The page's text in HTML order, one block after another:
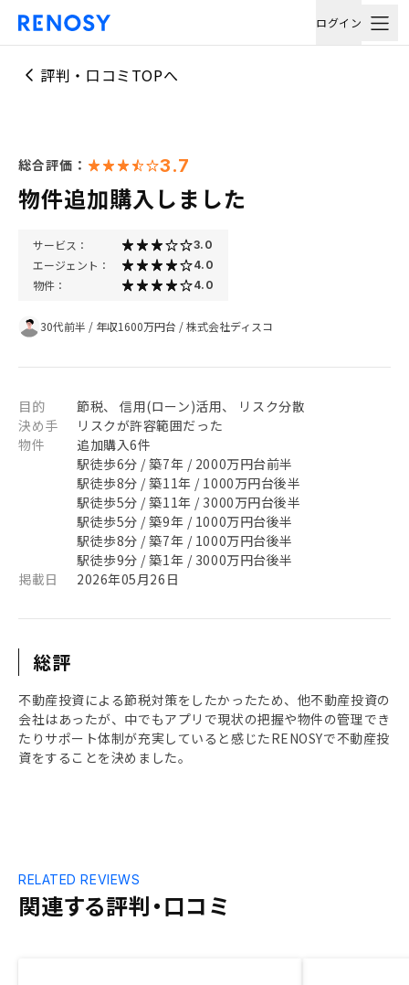
ログイン
評判・口コミTOPへ
総合評価： 3.7
物件追加購入しました
サービス： 3.0
エージェント： 4.0
物件： 4.0
30代前半 / 年収1600万円台 /株式会社ディスコ
目的
節税、 信用(ローン)活用、 リスク分散
決め手
リスクが許容範囲だった
物件
追加購入6件
駅徒歩6分 / 築7年 / 2000万円台前半
駅徒歩8分 / 築11年 / 1000万円台後半
駅徒歩5分 / 築11年 / 3000万円台後半
駅徒歩5分 / 築9年 / 1000万円台後半
駅徒歩8分 / 築7年 / 1000万円台後半
駅徒歩9分 / 築1年 / 3000万円台後半
掲載日
2026年05月26日
総評
不動産投資による節税対策をしたかったため、他不動産投資の
会社はあったが、中でもアプリで現状の把握や物件の管理でき
たりサポート体制が充実していると感じたRENOSYで不動産投
資をすることを決めました。
関連する評判・口コミ
RELATED REVIEWS